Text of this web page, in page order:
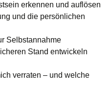
erkennen und auflösen
und die persönlichen
Selbstannahme
Stand entwickeln
verraten – und welche